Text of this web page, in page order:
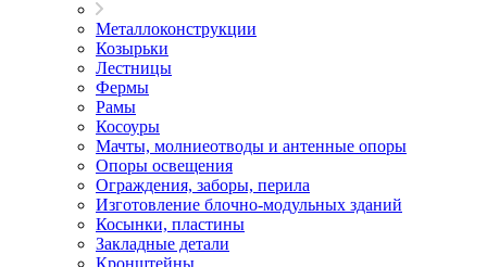
Металлоконструкции
Козырьки
Лестницы
Фермы
Рамы
Косоуры
Мачты, молниеотводы и антенные опоры
Опоры освещения
Ограждения, заборы, перила
Изготовление блочно-модульных зданий
Косынки, пластины
Закладные детали
Кронштейны